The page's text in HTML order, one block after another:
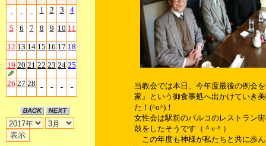
- - - 1 2 3 4
5 6 7 8 9 10 11
12 13 14 15 16 17 18
19 20 21 22 23 24 25
26 27 28 - - - -
当教会では本日、今年度最後の例会
家』という御食事処へ出かけていき
た！(^o^)！
女性会は駅前のパルコのレストラン
鼓をしたそうです（＾ν＾）
この年度も神様が私たちと共に歩